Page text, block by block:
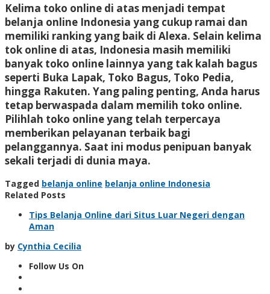
Kelima toko online di atas menjadi tempat
belanja online Indonesia yang cukup ramai dan
memiliki ranking yang baik di Alexa. Selain kelima
tok online di atas, Indonesia masih memiliki
banyak toko online lainnya yang tak kalah bagus
seperti Buka Lapak, Toko Bagus, Toko Pedia,
hingga Rakuten. Yang paling penting, Anda harus
tetap berwaspada dalam memilih toko online.
Pilihlah toko online yang telah terpercaya
memberikan pelayanan terbaik bagi
pelanggannya. Saat ini modus penipuan banyak
sekali terjadi di dunia maya.
Tagged belanja online belanja online Indonesia
Related Posts
Tips Belanja Online dari Situs Luar Negeri dengan
Aman
by Cynthia Cecilia
Follow Us On